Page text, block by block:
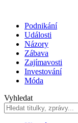
Podnikání
Události
Názory
Zábava
Zajímavosti
Investování
Móda
Vyhledat